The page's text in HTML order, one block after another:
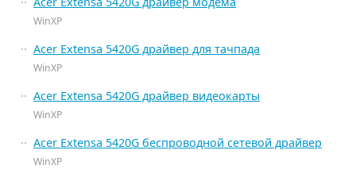
WinXP
Acer Extensa 5420G драйвер для тачпада
WinXP
Acer Extensa 5420G драйвер видеокарты
WinXP
Acer Extensa 5420G беспроводной сетевой драйвер
WinXP